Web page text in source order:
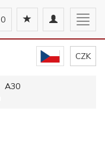
Toggle
navigation
0
CZK
A30